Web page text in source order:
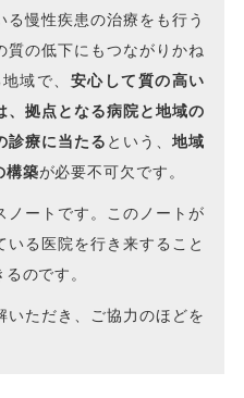
慢性疾患の治療をも行う
質の低下にもつながりかね
域で、 安心して質の高い
、拠点となる病院と地域の
診療に当たる という、地域
構築が必要不可欠です。
ノートです。このノートが
る医院を行き来すること
のです。
いただき、ご協力のほどを